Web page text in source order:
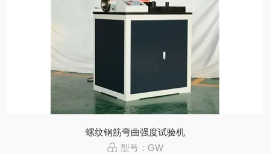
螺纹钢筋弯曲强度试验机
型号：GW